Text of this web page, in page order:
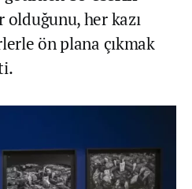
olduğunu, her kazı
ön plana çıkmak